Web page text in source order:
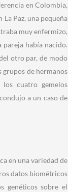
en Colombia,
Paz, una pequeña
muy enfermizo,
había nacido.
otro par, de modo
de hermanos
cuatro gemelos
a un caso de
en una variedad de
datos biométricos
genéticos sobre el